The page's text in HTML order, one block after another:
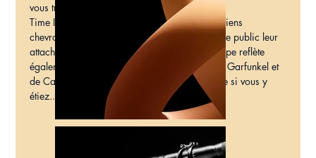
vous transporte dans l'univers de Cat Stevens.
Time It Was exprime la passion de cinq musiciens
chevronnés qui s'unissent pour partager avec le public leur
attachement à leurs racines musicales. Le groupe reflète
également le talent et l'imaginaire de Simon & Garfunkel et
de Cat Stevens transposés aujourd'hui, comme si vous y
étiez...